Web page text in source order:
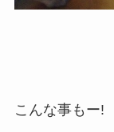
こんな事もー!